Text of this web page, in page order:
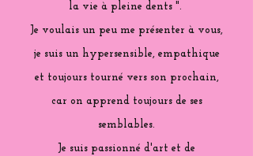
la vie à pleine dents ".
Je voulais un peu me présenter à vous,
je suis un hypersensible, empathique
et toujours tourné vers son prochain,
car on apprend toujours de ses
semblables.
Je suis passionné d'art et de